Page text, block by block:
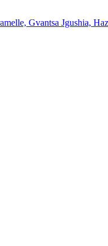
Gvantsa Jgushia,